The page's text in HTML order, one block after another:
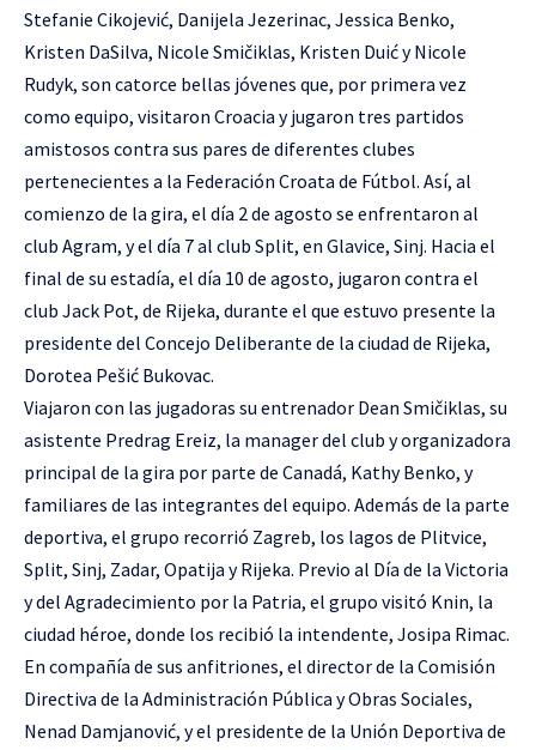
Stefanie Cikojević, Danijela Jezerinac, Jessica Benko,
Kristen DaSilva, Nicole Smičiklas, Kristen Duić y Nicole
Rudyk, son catorce bellas jóvenes que, por primera vez
como equipo, visitaron Croacia y jugaron tres partidos
amistosos contra sus pares de diferentes clubes
pertenecientes a la Federación Croata de Fútbol. Así, al
comienzo de la gira, el día 2 de agosto se enfrentaron al
club Agram, y el día 7 al club Split, en Glavice, Sinj. Hacia el
final de su estadía, el día 10 de agosto, jugaron contra el
club Jack Pot, de Rijeka, durante el que estuvo presente la
presidente del Concejo Deliberante de la ciudad de Rijeka,
Dorotea Pešić Bukovac.
Viajaron con las jugadoras su entrenador Dean Smičiklas, su
asistente Predrag Ereiz, la manager del club y organizadora
principal de la gira por parte de Canadá, Kathy Benko, y
familiares de las integrantes del equipo. Además de la parte
deportiva, el grupo recorrió Zagreb, los lagos de Plitvice,
Split, Sinj, Zadar, Opatija y Rijeka. Previo al Día de la Victoria
y del Agradecimiento por la Patria, el grupo visitó Knin, la
ciudad héroe, donde los recibió la intendente, Josipa Rimac.
En compañía de sus anfitriones, el director de la Comisión
Directiva de la Administración Pública y Obras Sociales,
Nenad Damjanović, y el presidente de la Unión Deportiva de